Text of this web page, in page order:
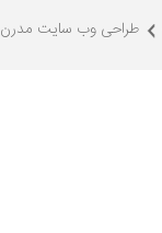
طراحی وب سایت مدرن